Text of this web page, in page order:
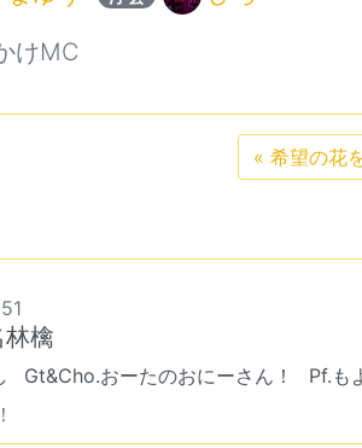
けMC
« 希望の花
檎
Gt&Cho.おーたのおにーさん！ Pf.も